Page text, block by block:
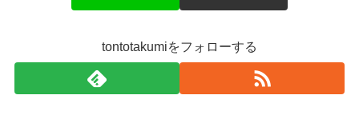
tontotakumiをフォローする